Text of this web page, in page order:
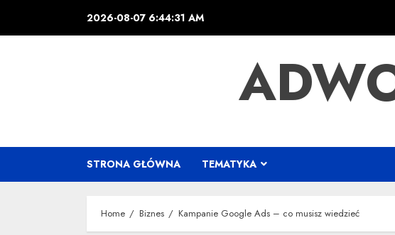
2026-08-07 6:44:32 AM
STRONA GŁÓWNA TEMATYKA
Home Biznes Kampanie Google Ads – co musisz wiedzieć